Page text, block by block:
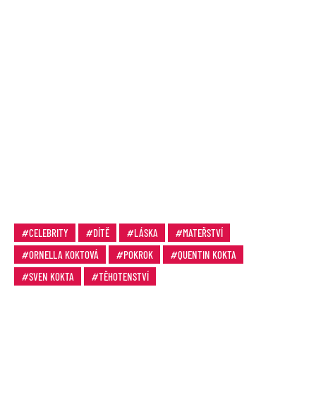
CELEBRITY DÍTĚ LÁSKA
MATEŘSTVÍ
ORNELLA KOKTOVÁ
POKROK
QUENTIN KOKTA
SVEN KOKTA
TĚHOTENSTVÍ